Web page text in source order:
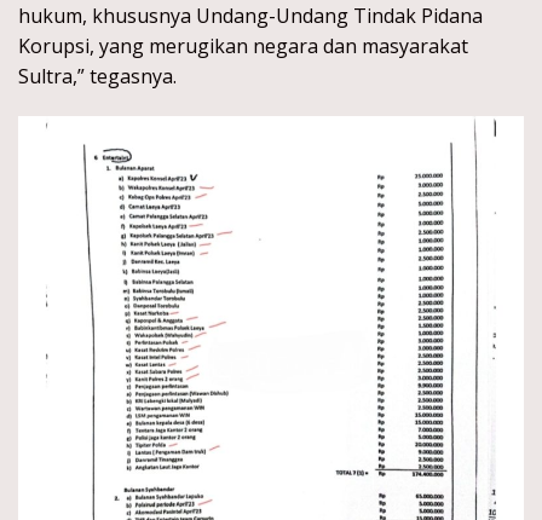
hukum, khususnya Undang-Undang Tindak Pidana
Korupsi, yang merugikan negara dan masyarakat
Sultra,” tegasnya.